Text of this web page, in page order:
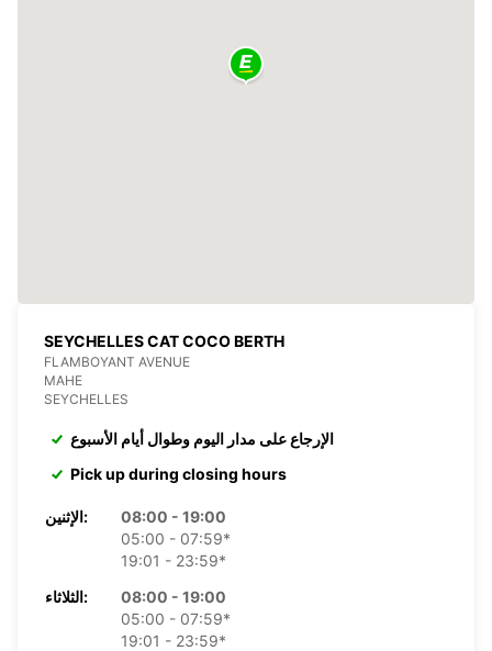
SEYCHELLES CAT COCO BERTH
FLAMBOYANT AVENUE
MAHE
SEYCHELLES
الإرجاع على مدار اليوم وطوال أيام الأسبوع
Pick up during closing hours
الإثنين:
08:00 - 19:00
05:00 - 07:59*
19:01 - 23:59*
الثلاثاء:
08:00 - 19:00
05:00 - 07:59*
19:01 - 23:59*